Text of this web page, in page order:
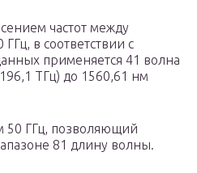
частот между
в соответствии с
применяется 41 волна
ТГц) до 1560,61 нм
50 ГГц, позволяющий
81 длину волны.